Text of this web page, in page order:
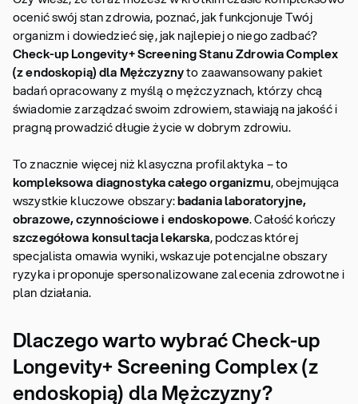
ocenić swój stan zdrowia, poznać, jak funkcjonuje Twój
organizm i dowiedzieć się, jak najlepiej o niego zadbać?
Check-up Longevity+ Screening Stanu Zdrowia Complex
(z endoskopią) dla Mężczyznyto zaawansowany pakiet
badań opracowany z myślą o mężczyznach, którzy chcą
świadomie zarządzać swoim zdrowiem, stawiają na jakość i
pragną prowadzić długie życie w dobrym zdrowiu.
To znacznie więcej niż klasyczna profilaktyka – to
kompleksowa diagnostyka całego organizmu, obejmująca
wszystkie kluczowe obszary:badania laboratoryjne,
obrazowe, czynnościowe i endoskopowe. Całość kończy
szczegółowa konsultacja lekarska, podczas której
specjalista omawia wyniki, wskazuje potencjalne obszary
ryzyka i proponuje spersonalizowane zalecenia zdrowotne i
plan działania.
Dlaczego warto wybrać Check-up
Longevity+ Screening Complex (z
endoskopią) dla Mężczyzny?